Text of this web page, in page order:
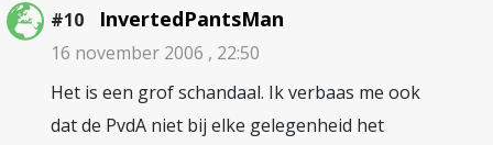
#10 InvertedPantsMan
16 november 2006 , 22:50
Het is een grof schandaal. Ik verbaas me ook
dat de PvdA niet bij elke gelegenheid het